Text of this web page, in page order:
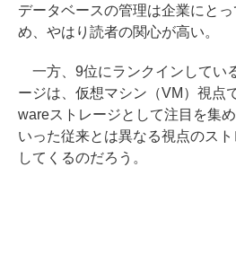
データベースの管理は企業にと
め、やはり読者の関心が高い。
一方、9位にランクインしてい
ージは、仮想マシン（VM）視点
wareストレージとして注目を集
いった従来とは異なる視点のス
してくるのだろう。